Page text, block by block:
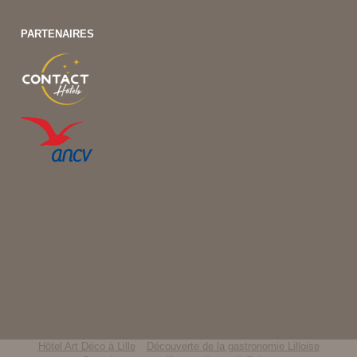
PARTENAIRES
Hôtel Art Déco à Lille
Découverte de la gastronomie Lilloise